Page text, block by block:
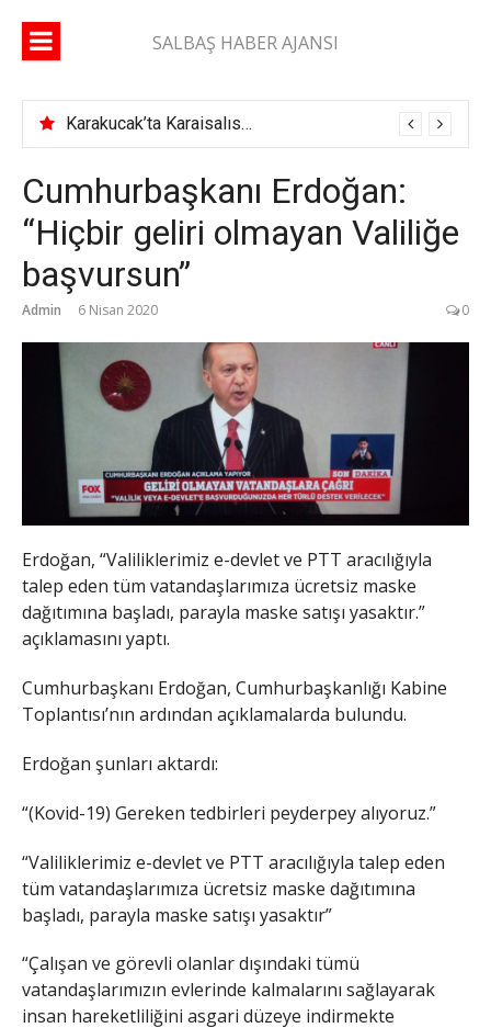
SALBAŞ HABER AJANSI
Karakucak’ta Karaisalıspor fırtınası
Cumhurbaşkanı Erdoğan:
“Hiçbir geliri olmayan Valiliğe
başvursun”
Admin 6 Nisan 2020 0
Erdoğan, “Valiliklerimiz e-devlet ve PTT aracılığıyla
talep eden tüm vatandaşlarımıza ücretsiz maske
dağıtımına başladı, parayla maske satışı yasaktır.”
açıklamasını yaptı.
Cumhurbaşkanı Erdoğan, Cumhurbaşkanlığı Kabine
Toplantısı’nın ardından açıklamalarda bulundu.
Erdoğan şunları aktardı:
“(Kovid-19) Gereken tedbirleri peyderpey alıyoruz.”
“Valiliklerimiz e-devlet ve PTT aracılığıyla talep eden
tüm vatandaşlarımıza ücretsiz maske dağıtımına
başladı, parayla maske satışı yasaktır”
“Çalışan ve görevli olanlar dışındaki tümü
vatandaşlarımızın evlerinde kalmalarını sağlayarak
insan hareketliliğini asgari düzeye indirmekte